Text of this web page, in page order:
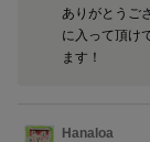
ありがとうご
に入って頂け
ます！
Hanaloa